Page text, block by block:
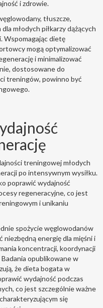
i zdrowie.
tłuszcze,
młodych piłkarzy dążących
Wspomagając dietę
mogą optymalizować
i minimalizować
dostosowane do
treningów, powinno być
treningowej młodych
po intensywnym wysiłku.
poprawić wydajność
regeneracyjne, co jest
i unikaniu
spożycie węglowodanów
energię dla mięśni i
koncentracji, koordynacji
Badania opublikowane w
że dieta bogata w
wydajność podczas
co jest szczególnie ważne
się